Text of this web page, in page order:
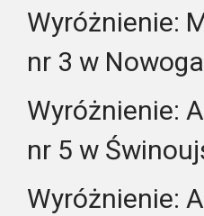
Wyróżnienie:
nr 3 w
Wyróżnienie:
nr 5 w
Wyróżnienie: